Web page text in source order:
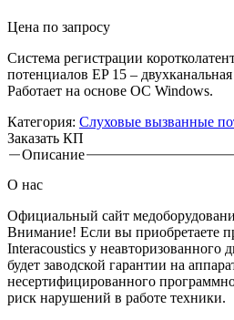
Цена по запросу
Система регистрации
потенциалов EP 15 –
Работает на основе OC Windows.
Категория: Cлуховые вызванные
Заказать КП
Вкладки
Описание
О нас
Официальный сайт
Внимание! Если вы приобретаете
Interacoustics у неавторизованного
будет заводской гарантии на
несертифицированного
риск нарушений в работе техники.